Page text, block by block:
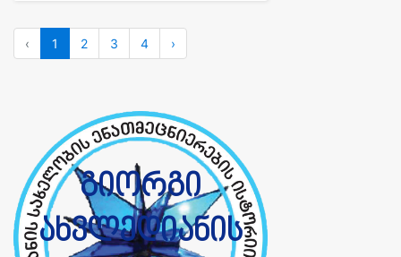
‹ 1 2 3 4 ›
გიორგი
ახვლედიანის